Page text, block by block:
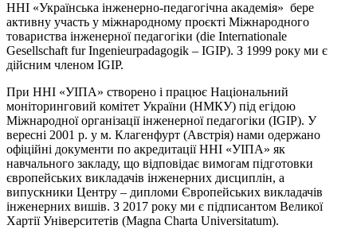
ННІ «Українська інженерно-педагогічна академія» бере
активну участь у міжнародному проєкті Міжнародного
товариства інженерної педагогіки (die Internationale
Gesellschaft fur Ingenieurpadagogik – IGIP). З 1999 року ми є
дійсним членом IGIP.
При ННІ «УІПА» створено і працює Національний
моніторинговий комітет України (НМКУ) під егідою
Міжнародної організації інженерної педагогіки (IGIP). У
вересні 2001 р. у м. Клагенфурт (Австрія) нами одержано
офіційні документи по акредитації ННІ «УІПА» як
навчального закладу, що відповідає вимогам підготовки
європейських викладачів інженерних дисциплін, а
випускники Центру – дипломи Європейських викладачів
інженерних вишів. З 2017 року ми є підписантом Великої
Хартії Університетів (Magna Charta Universitatum).